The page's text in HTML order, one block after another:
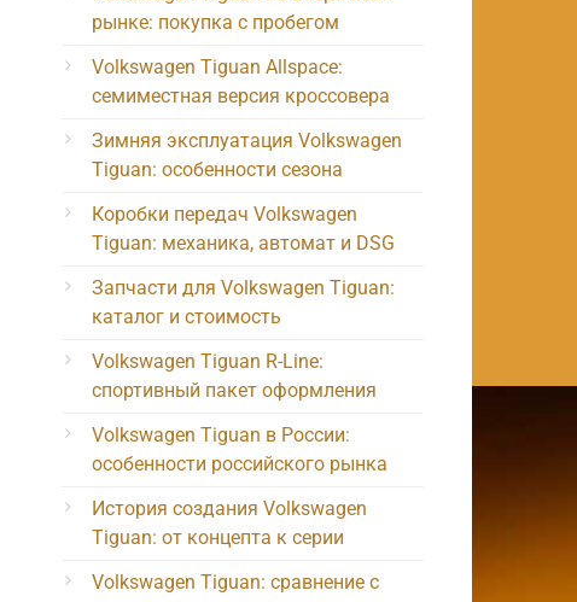
рынке: покупка с пробегом
Volkswagen Tiguan Allspace:
семиместная версия кроссовера
Зимняя эксплуатация Volkswagen
Tiguan: особенности сезона
Коробки передач Volkswagen
Tiguan: механика, автомат и DSG
Запчасти для Volkswagen Tiguan:
каталог и стоимость
Volkswagen Tiguan R-Line:
спортивный пакет оформления
Volkswagen Tiguan в России:
особенности российского рынка
История создания Volkswagen
Tiguan: от концепта к серии
Volkswagen Tiguan: сравнение с